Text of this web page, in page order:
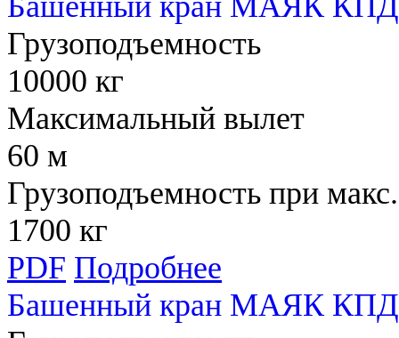
Грузоподъемность
10000 кг
Максимальный вылет
60 м
Грузоподъемность при
1700 кг
PDF Подробнее
Башенный кран МАЯК КПД